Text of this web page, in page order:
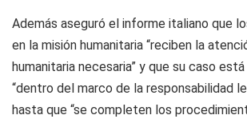
Además aseguró el informe italiano que
en la misión humanitaria “reciben la
humanitaria necesaria” y que su caso
“dentro del marco de la responsabilidad
hasta que “se completen los